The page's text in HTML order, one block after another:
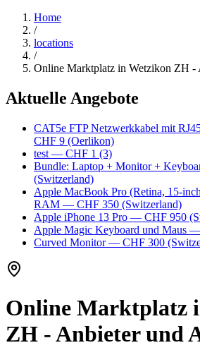
Home
/
locations
/
Online Marktplatz in Wetzikon ZH -
Aktuelle Angebote
CAT5e FTP Netzwerkkabel mit
CHF 9 (Oerlikon)
test — CHF 1 (3)
Bundle: Laptop + Monitor +
(Switzerland)
Apple MacBook Pro (Retina, 15-
RAM — CHF 350 (Switzerland)
Apple iPhone 13 Pro — CHF 950
Apple Magic Keyboard und Maus —
Curved Monitor— CHF 300
Online Marktplatz
ZH - Anbieter und